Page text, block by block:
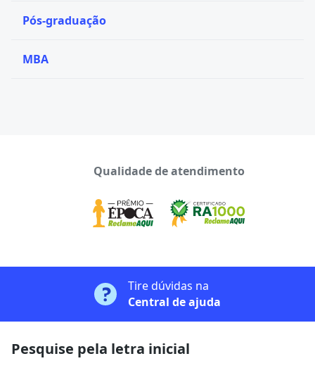
Pós-graduação
MBA
Qualidade de atendimento
Tire dúvidas na
Central de ajuda
Pesquise pela letra inicial